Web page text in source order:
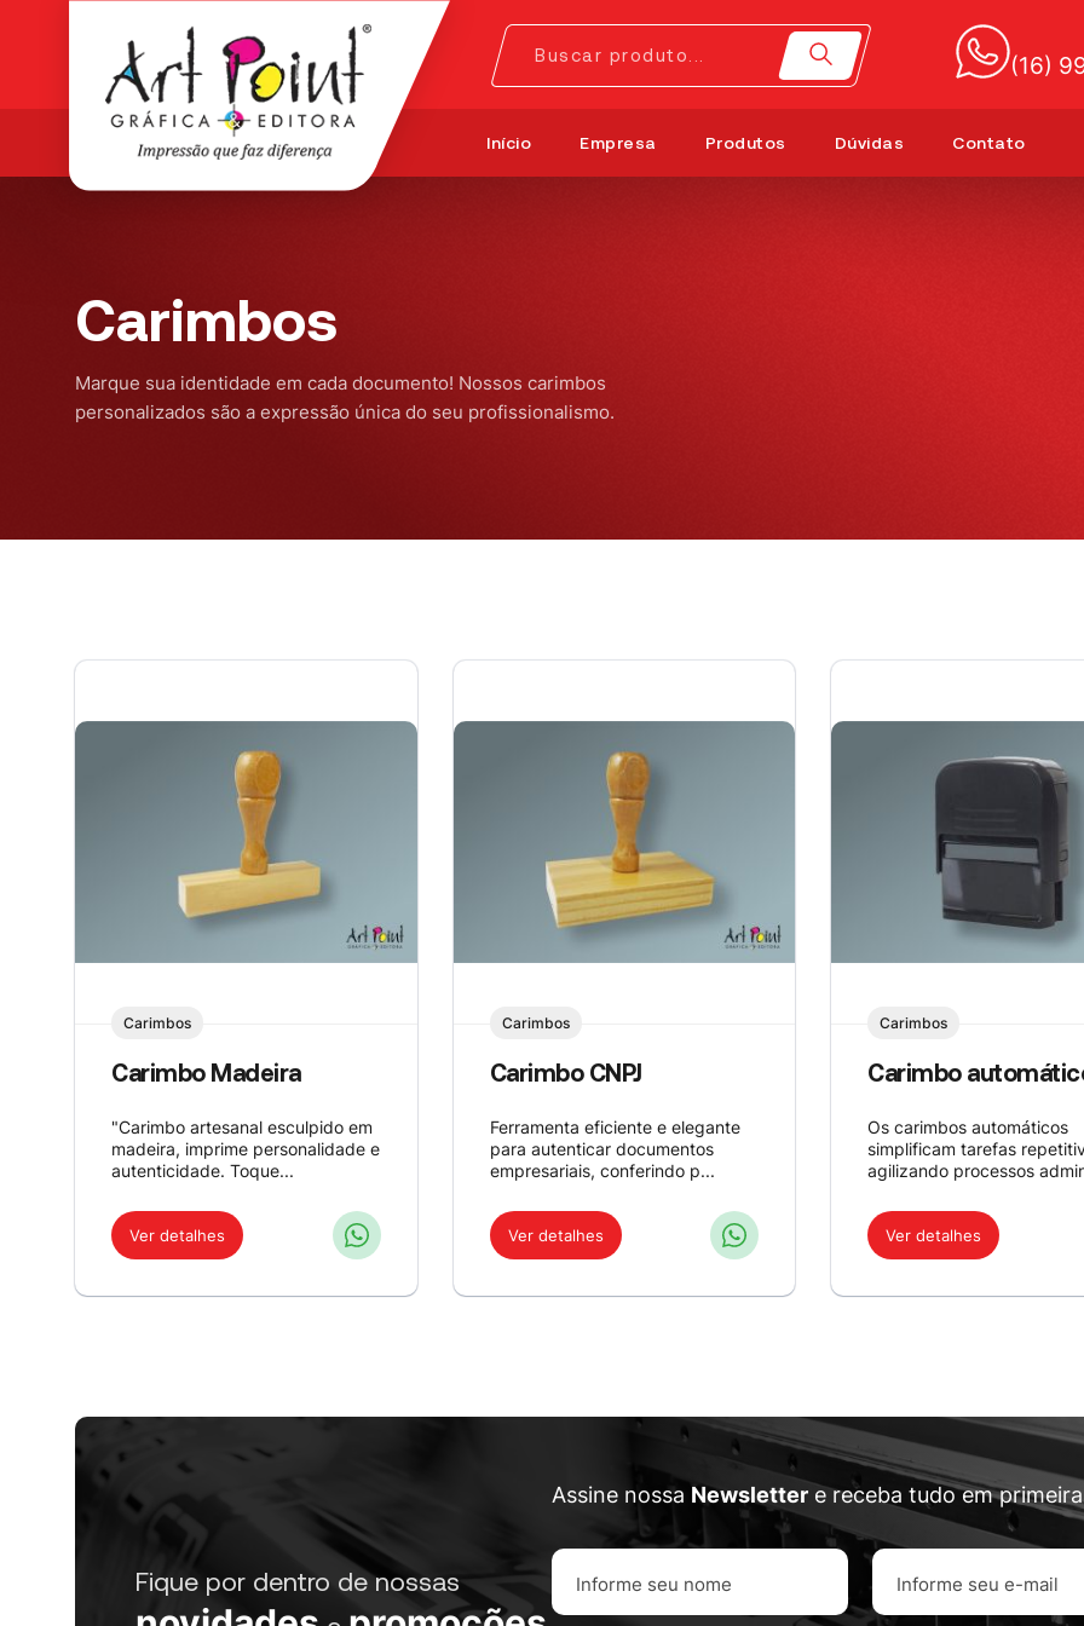
(16)
Início Empresa Produtos Dúvidas Contato
Carimbos
Marque sua identidade em cada documento! Nossos carimbos
personalizados são a expressão única do seu profissionalismo.
Carimbos
Carimbo Madeira
"Carimbo artesanal esculpido em
madeira, imprime personalidade e
autenticidade. Toque...
Ver detalhes
Carimbos
Carimbo CNPJ
Ferramenta eficiente e elegante
para autenticar documentos
empresariais, conferindo p...
Ver detalhes
Carimbos
Carimbo
Os carimbos automáticos
simplificam tarefas
agilizando processos
Ver detalhes
Fique por dentro de nossas
Assine nossa Newsletter e receba tudo em